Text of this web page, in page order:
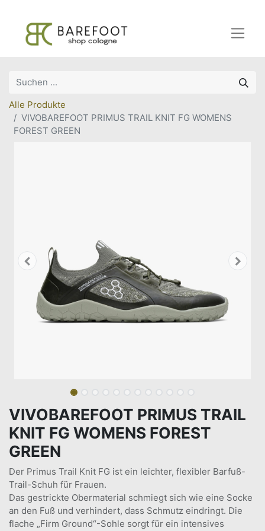
Alle Produkte
VIVOBAREFOOT PRIMUS TRAIL KNIT FG WOMENS
FOREST GREEN
VIVOBAREFOOT PRIMUS TRAIL
KNIT FG WOMENS FOREST
GREEN
Der Primus Trail Knit FG ist ein leichter, flexibler Barfuß-
Trail-Schuh für Frauen.
Das gestrickte Obermaterial schmiegt sich wie eine Socke
an den Fuß und verhindert, dass Schmutz eindringt. Die
flache „Firm Ground“-Sohle sorgt für ein intensives